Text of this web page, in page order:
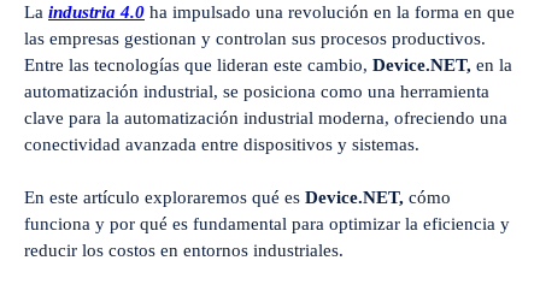
La industria 4.0 ha impulsado una revolución en la forma en que
las empresas gestionan y controlan sus procesos productivos.
Entre las tecnologías que lideran este cambio, Device.NET, en la
automatización industrial, se posiciona como una herramienta
clave para la automatización industrial moderna, ofreciendo una
conectividad avanzada entre dispositivos y sistemas.
En este artículo exploraremos qué es Device.NET, cómo
funciona y por qué es fundamental para optimizar la eficiencia y
reducir los costos en entornos industriales.